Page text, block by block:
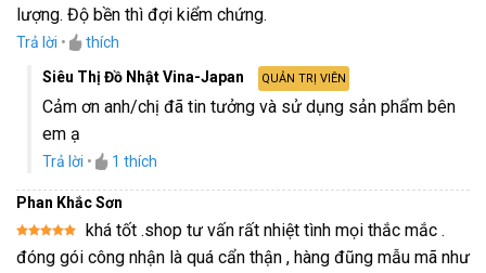
lượng. Độ bền thì đợi kiểm chứng.
Trả lời •
thích
Siêu Thị Đồ Nhật Vina-Japan
QUẢN TRỊ VIÊN
Cảm ơn anh/chị đã tin tưởng và sử dụng sản phẩm bên
em ạ
Trả lời • 1 thích
Phan Khắc Sơn
Được xếp
hạng5 5
khá tốt .shop tư vấn rất nhiệt tình mọi thắc mắc .
đóng gói công nhận là quá cẩn thận , hàng đũng mẫu mã như